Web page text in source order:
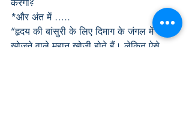
करेगा?
*और अंत में …..
“हृदय की बांसुरी के लिए दिमाग के जंगल में बांस
खोजने वाले महान खोजी होते हैं। लेकिन ऐसे